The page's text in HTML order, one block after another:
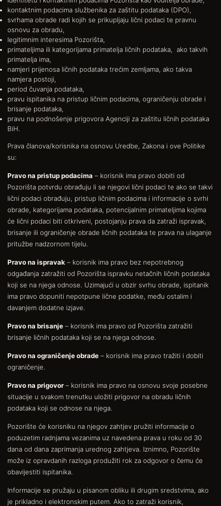
kontaktnim podacima službenika za zaštitu podataka (DPO),
svrhama obrade radi kojih se prikupljaju lični podaci te pravnu
osnovu za obradu,
legitimnim interesima Pozorišta,
primateljima ili kategorijama primatelja ličnih podataka, ako takvih
primatelja ima,
namjeri prijenosa ličnih podataka trećim zemljama, ako takva
namjera postoji,
period čuvanja podataka,
pravu ispitanika na pristup ličnim podacima, ograničenju obrade i
brisanje podataka,
pravu na podnošenje prigovora Agenciji za zaštitu ličnih podataka
BiH.
Prava članova/korisnika na osnovu Uredbe, Zakona i ove Politike
su:
Pravo na pristup podacima – korisnik ima pravo dobiti od
Pozorišta potvrdu obrađuju li se njegovi lični podaci te ako se takvi
lični podaci obrađuju, pristup ličnim podacima i informacije o svrhi
obrade, kategorijama podataka, potencijalnim primateljima kojima
će lični podaci biti otkriveni, postojanju prava da zatraži ispravak,
brisanje ili ograničenje obrade ličnih podataka te prava na ulaganje
pritužbe nadzornom tijelu.
Pravo na ispravak – korisnik ima pravo bez nepotrebnog
odgađanja zatražiti od Pozorišta ispravku netačnih ličnih podataka
koji se na njega odnose. Uzimajući u obzir svrhu obrade, ispitanik
ima pravo dopuniti nepotpune lične podatke, među ostalim i
davanjem dodatne izjave.
Pravo na brisanje – korisnik ima pravo od Pozorišta zatražiti
brisanje ličnih podataka koji se na njega odnose.
Pravo na ograničenje obrade – korisnik ima pravo tražiti i dobiti
ograničenje.
Pravo na prigovor– korisnik ima pravo na osnovu svoje posebne
situacije u svakom trenutku uložiti prigovor na obradu ličnih
podataka koji se odnose na njega.
Pozorište će korisniku na njegov zahtjev pružiti informacije o
poduzetim radnjama vezanima uz navedena prava u roku od 30
dana od dana zaprimanja urednog zahtjeva. Iznimno, Pozorište
može iz opravdanih razloga produžiti rok za odgovor o čemu će
obavijestiti ispitanika.
Informacije se pružaju u pisanom obliku ili drugim sredstvima, ako
je prikladno i elektronskim putem. Ako to zatraži korisnik,